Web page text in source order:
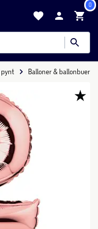
0
pynt Balloner & ballonbuer